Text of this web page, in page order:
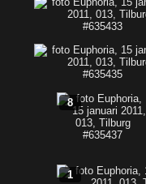
8
1